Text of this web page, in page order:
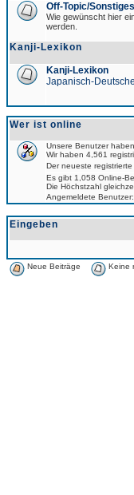
Off-Topic/Sonstiges
Wie gewünscht hier
werden.
Kanji-Lexikon
Kanji-Lexikon
Japanisch-
Wer ist online
Unsere Benutzer
Wir haben 4,561
Der neueste
Es gibt 1,058 Online-
Die Höchstzahl
Angemeldete Benutzer:
Eingeben
Neue Beiträge
Keine